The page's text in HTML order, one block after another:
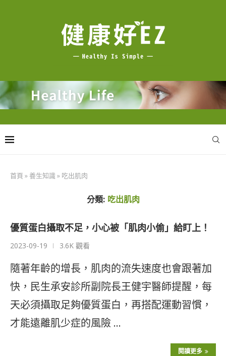
首頁 »養生知識 » 吃出肌肉
分類: 吃出肌肉
優質蛋白攝取不足，小心被「肌肉小偷」給盯上！
2023-09-19 3.6K 觀看
隨著年齡的增長，肌肉的流失速度也會跟著加
快，民生承安診所副院長王健宇醫師提醒，每
天必須攝取足夠優質蛋白，再搭配運動習慣，
才能遠離肌少症的風險 …
閱讀更多